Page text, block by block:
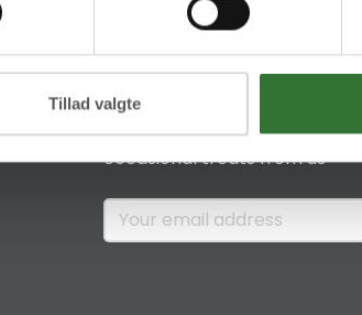
Tillad valgteNews & Insights
Sign up if you would like to
occasional treats from us